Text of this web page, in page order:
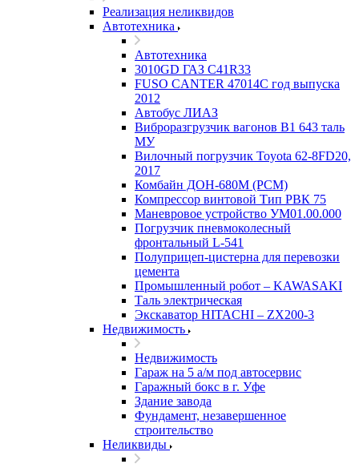
Реализация неликвидов
Автотехника
Автотехника
3010GD ГАЗ С41R33
FUSO CANTER 47014C год выпуска
2012
Автобус ЛИАЗ
Виброразгрузчик вагонов В1 643 таль
МУ
Вилочный погрузчик Toyota 62-8FD20,
2017
Комбайн ДОН-680М (РСМ)
Компрессор винтовой Тип РВК 75
Маневровое устройство УМ01.00.000
Погрузчик пневмоколесный
фронтальный L-541
Полуприцеп-цистерна для перевозки
цемента
Промышленный робот – KAWASAKI
Таль электрическая
Экскаватор HITACHI – ZX200-3
Недвижимость
Недвижимость
Гараж на 5 а/м под автосервис
Гаражный бокс в г. Уфе
Здание завода
Фундамент, незавершенное
строительство
Неликвиды